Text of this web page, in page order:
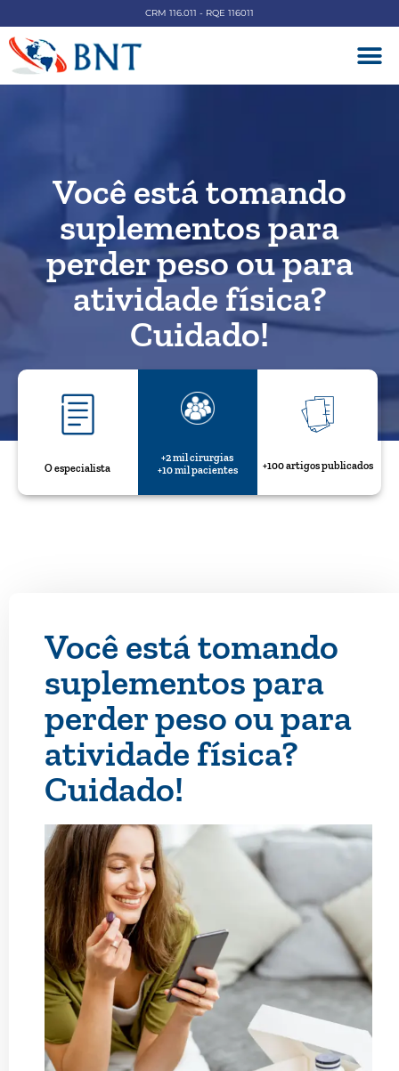
CRM 116.011 - RQE 116011
Você está tomando
suplementos para
perder peso ou para
atividade física?
Cuidado!
O especialista
+2 mil cirurgias
+10 mil pacientes
+100 artigos publicados
Você está tomando
suplementos para
perder peso ou para
atividade física?
Cuidado!